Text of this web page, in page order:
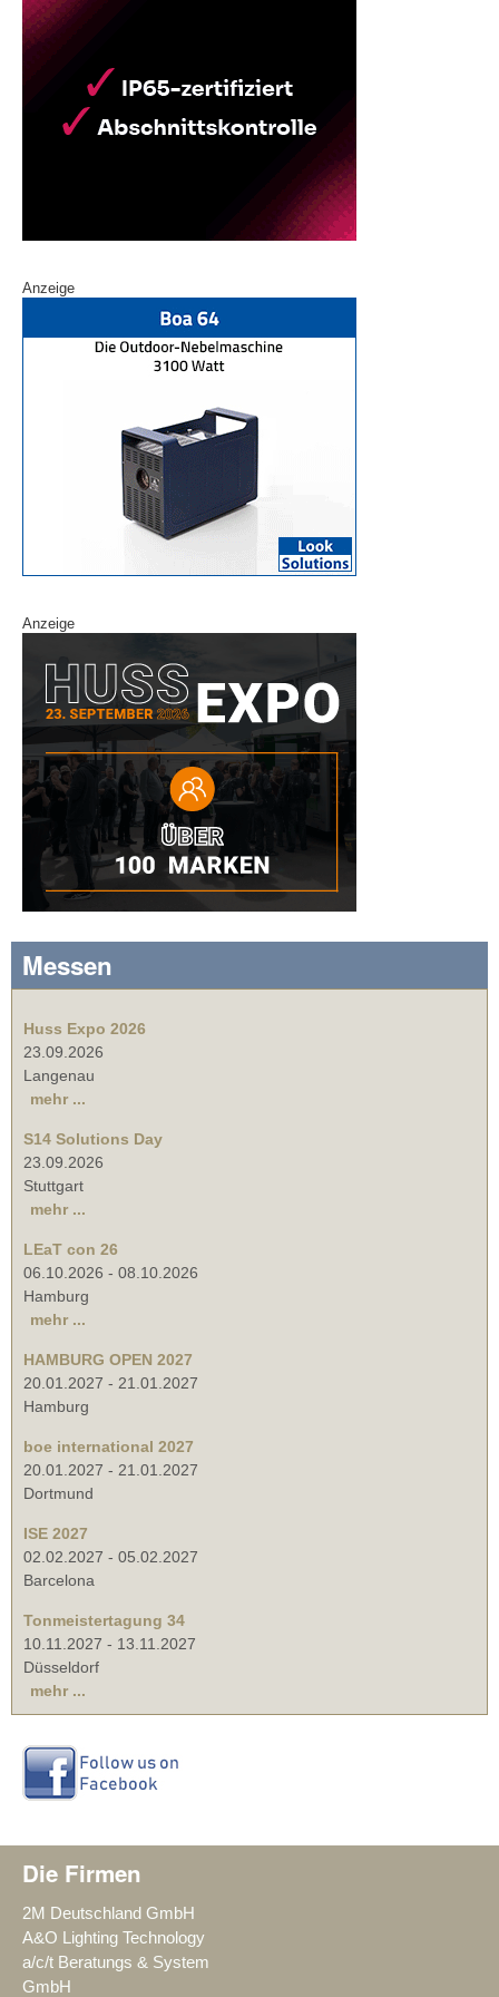
Anzeige
Anzeige
Messen
Huss Expo 2026
23.09.2026
Langenau
mehr ...
S14 Solutions Day
23.09.2026
Stuttgart
mehr ...
LEaT con 26
06.10.2026 - 08.10.2026
Hamburg
mehr ...
HAMBURG OPEN 2027
20.01.2027 - 21.01.2027
Hamburg
boe international 2027
20.01.2027 - 21.01.2027
Dortmund
ISE 2027
02.02.2027 - 05.02.2027
Barcelona
Tonmeistertagung 34
10.11.2027 - 13.11.2027
Düsseldorf
mehr ...
Die Firmen
2M Deutschland GmbH
A&O Lighting Technology
a/c/t Beratungs & System
GmbH